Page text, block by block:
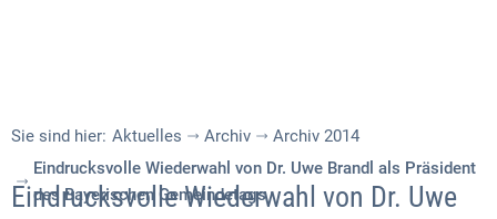
Sie sind hier: Aktuelles Archiv
Archiv 2014
Eindrucksvolle Wiederwahl von Dr. Uwe Brandl als Präsident
des Bayerischen Gemeindetags
Eindrucksvolle Wiederwahl von Dr. Uwe